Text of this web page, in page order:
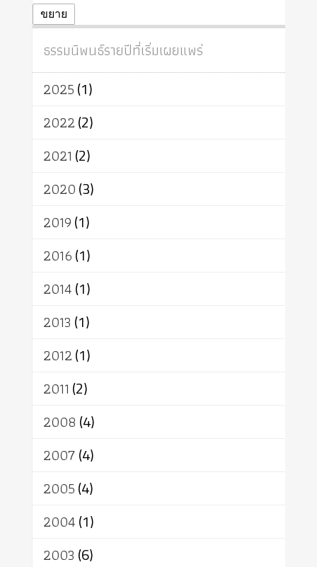
ปฏิจจสมุปบาท
ศาสนาประจำชาติ
อินเดีย
ผู้บริโภค
ธรรมาธิปไตย
จักร
การแยกรัฐกับศาสนา
ธรรมชาติ
เทคโนโลยี
สิทธิ
พุทธบริษัท
อัตถะ
เทวดา
ขยาย
ธรรมนิพนธ์รายปีที่เริ่มเผยแพร่
2025(1)
2022(2)
2021 (2)
2020(3)
2019(1)
2016(1)
2014(1)
2013 (1)
2012(1)
2011 (2)
2008 (4)
2007(4)
2005(4)
2004(1)
2003 (6)